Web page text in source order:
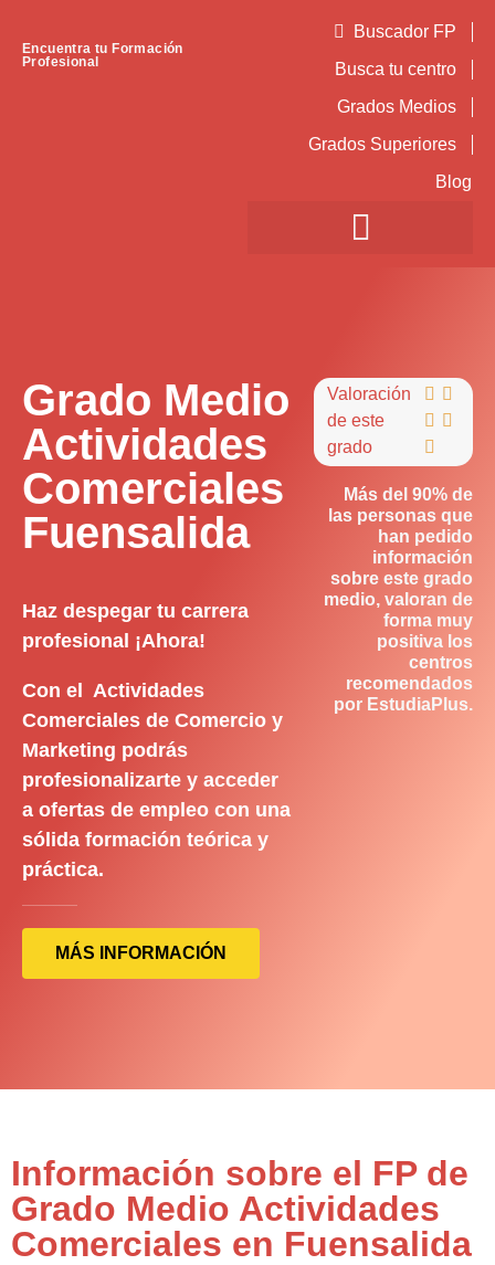
Encuentra tu Formación
Profesional
Buscador FP
Busca tu centro
Grados Medios
Grados Superiores
Blog
Grado Medio
Actividades
Comerciales
Fuensalida
Haz despegar tu carrera
profesional ¡Ahora!
Con el Actividades
Comerciales de Comercio y
Marketing podrás
profesionalizarte y acceder
a ofertas de empleo con una
sólida formación teórica y
práctica.
MÁS INFORMACIÓN
Valoración
de este
grado
 
 

Más del 90% de
las personas que
han pedido
información
sobre este grado
medio, valoran de
forma muy
positiva los
centros
recomendados
por EstudiaPlus.
Información sobre el FP de
Grado Medio Actividades
Comerciales en Fuensalida